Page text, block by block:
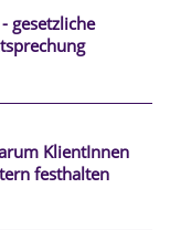
gesetzliche
KlientInnen
festhalten